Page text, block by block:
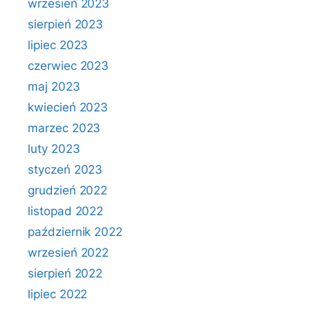
wrzesień 2023
sierpień 2023
lipiec 2023
czerwiec 2023
maj 2023
kwiecień 2023
marzec 2023
luty 2023
styczeń 2023
grudzień 2022
listopad 2022
październik 2022
wrzesień 2022
sierpień 2022
lipiec 2022